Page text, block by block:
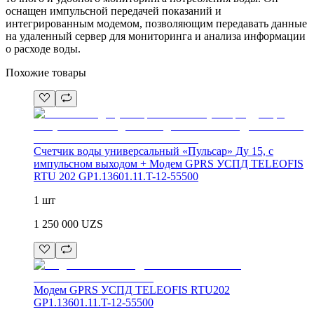
оснащен импульсной передачей показаний и
интегрированным модемом, позволяющим передавать данные
на удаленный сервер для мониторинга и анализа информации
о расходе воды.
Похожие товары
Счетчик воды универсальный «Пульсар» Ду 15, с
импульсном выходом + Модем GPRS УСПД TELEOFIS
RTU 202 GP1.13601.11.T-12-55500
1 шт
1 250 000 UZS
Модем GPRS УСПД TELEOFIS RTU202
GP1.13601.11.T-12-55500